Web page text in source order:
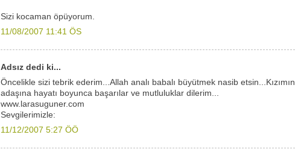
Sizi kocaman öpüyorum.
11/08/2007 11:41 ÖS
Adsız dedi ki...
Öncelikle sizi tebrik ederim...Allah analı babalı büyütmek nasib etsin...Kızımın
adaşına hayatı boyunca başarılar ve mutluluklar dilerim...
www.larasuguner.com
Sevgilerimizle:
11/12/2007 5:27 ÖÖ